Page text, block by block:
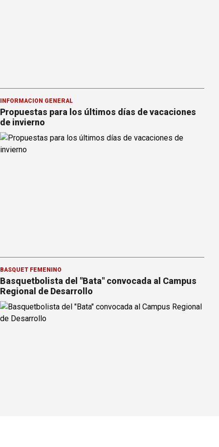
INFORMACION GENERAL
Propuestas para los últimos días de vacaciones
de invierno
BÁSQUET FEMENINO
Basquetbolista del "Bata" convocada al Campus
Regional de Desarrollo